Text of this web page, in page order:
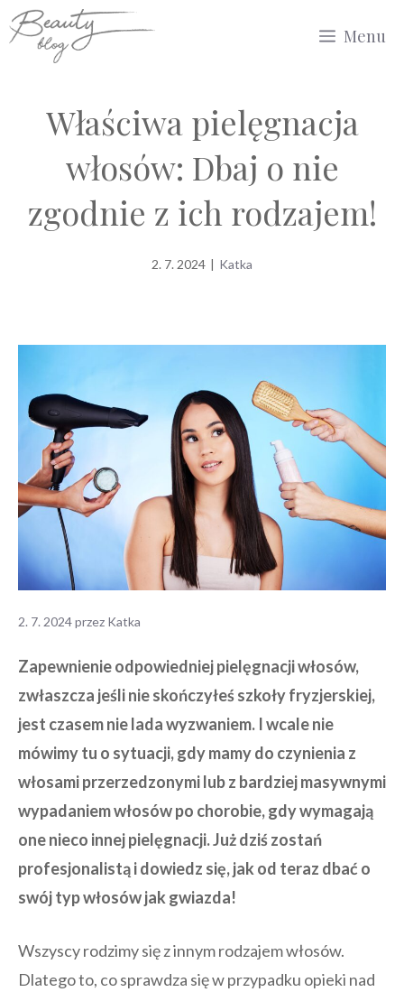
Przejdź
do
Menu
Właściwa pielęgnacja
włosów: Dbaj o nie
zgodnie z ich rodzajem!
2. 7. 2024 | Katka
2. 7. 2024przez Katka
Zapewnienie odpowiedniej pielęgnacji włosów,
zwłaszcza jeśli nie skończyłeś szkoły fryzjerskiej,
jest czasem nie lada wyzwaniem. I wcale nie
mówimy tu o sytuacji, gdy mamy do czynienia z
włosami przerzedzonymi lub z bardziej masywnymi
wypadaniem włosów po chorobie, gdy wymagają
one nieco innej pielęgnacji. Już dziś zostań
profesjonalistą i dowiedz się, jak od teraz dbać o
swój typ włosów jak gwiazda!
Wszyscy rodzimy się z innym rodzajem włosów.
Dlatego to, co sprawdza się w przypadku opieki nad